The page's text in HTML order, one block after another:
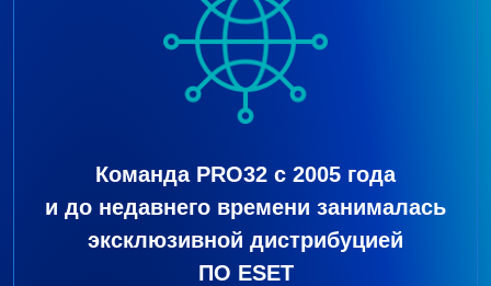
Команда PRO32 с 2005 года
и до недавнего времени занималась
эксклюзивной дистрибуцией
ПО ESET